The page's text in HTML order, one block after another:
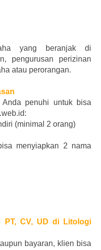
yang beranjak di
pengurusan perizinan
atau perorangan.
penuhi untuk bisa
(minimal 2 orang)
menyiapkan 2 nama
PT, CV, UD di Litologi
bayaran, klien bisa